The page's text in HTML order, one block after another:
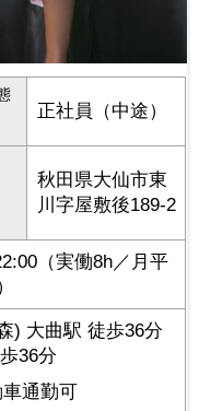
正社員（中途）
秋田県大仙市東
川字屋敷後189-2
（実働8h／月平
) 大曲駅 徒歩36分
36分
通勤可